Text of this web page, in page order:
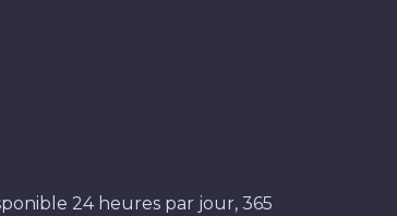
24 heures par jour, 365